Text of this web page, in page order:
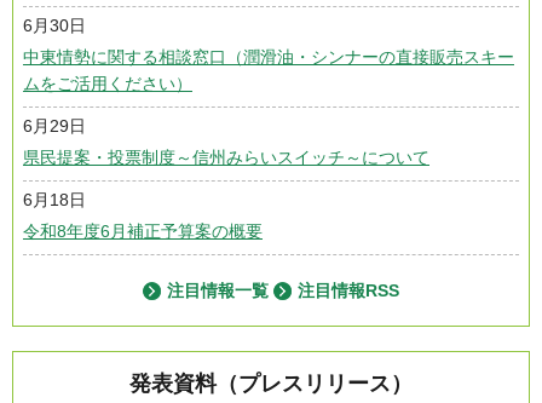
6月30日
中東情勢に関する相談窓口（潤滑油・シンナーの直接販売スキー
ムをご活用ください）
6月29日
県民提案・投票制度～信州みらいスイッチ～について
6月18日
令和8年度6月補正予算案の概要
注目情報一覧 注目情報RSS
発表資料（プレスリリース）